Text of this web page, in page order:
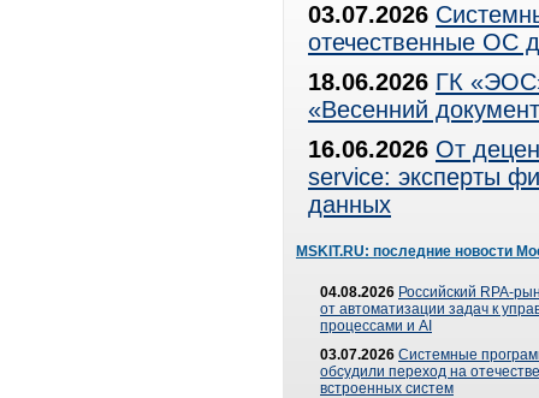
03.07.2026
отечественные ОС
18.06.2026 ГК
«Весенний
16.06.2026 От
service: эксперты
данных
MSKIT.RU: последние новости
04.08.2026 Российский RPA-
от автоматизации задач к
процессами и AI
03.07.2026 Системные
обсудили переход на
встроенных систем